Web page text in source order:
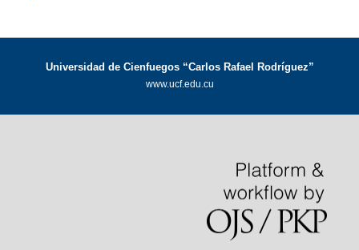
Universidad de Cienfuegos “Carlos Rafael Rodríguez”
www.ucf.edu.cu